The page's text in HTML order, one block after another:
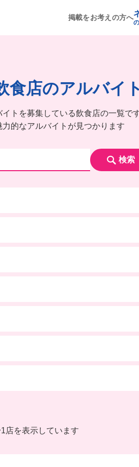
掲載をお考えの方へ
食店のアルバイ
トを募集している飲食店の一覧で
的なアルバイトが見つかります
検索
1店を表示しています